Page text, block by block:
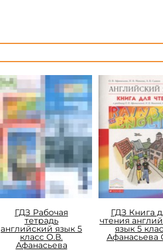
ГДЗ Рабочая
тетрадь
английский язык 5
класс О.В.
Афанасьева
ГДЗ Книга
чтения
язык 5
Афанасьева